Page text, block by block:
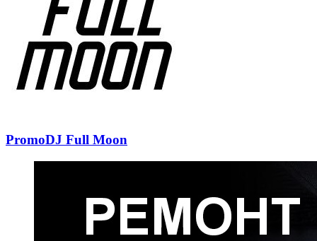
PromoDJ Full Moon